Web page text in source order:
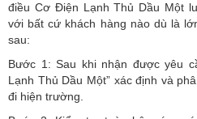
điều Cơ Điện Lạnh Thủ Dầu Một
với bất cứ khách hàng nào dù là
sau:
Bước 1: Sau khi nhận được yêu
Lạnh Thủ Dầu Một” xác định và
đi hiện trường.